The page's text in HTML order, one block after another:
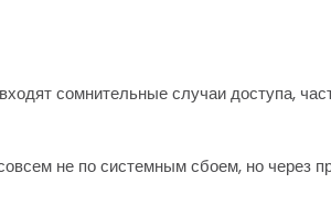
сомнительные случаи доступа,
не по системным сбоем, но через